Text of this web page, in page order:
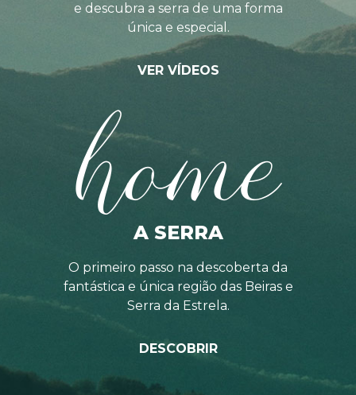
e descubra a serra de uma forma
única e especial.
VER VÍDEOS
home
A SERRA
O primeiro passo na descoberta da
fantástica e única região das Beiras e
Serra da Estrela.
DESCOBRIR